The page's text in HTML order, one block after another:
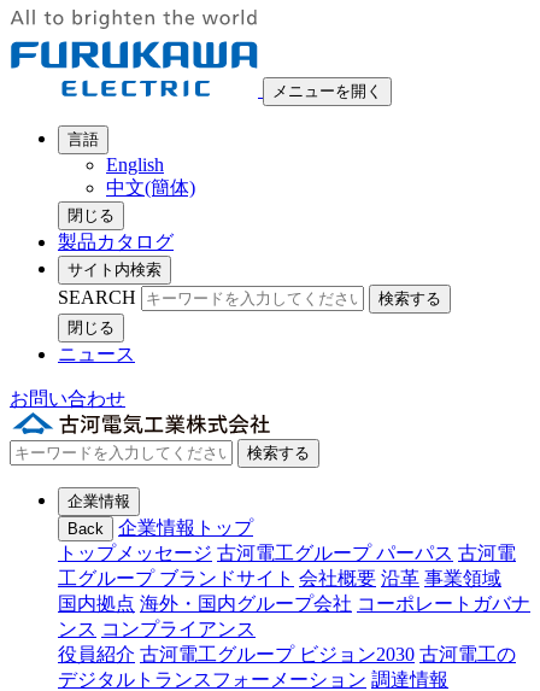
メニューを開く
言語
English
中文(簡体)
閉じる
製品カタログ
サイト内検索
SEARCH
検索する
閉じる
ニュース
お問い合わせ
検索する
企業情報
Back
企業情報トップ
トップメッセージ 古河電工グループ パーパス 古河電
工グループ ブランドサイト 会社概要 沿革 事業領域
国内拠点 海外・国内グループ会社 コーポレートガバナ
ンス コンプライアンス
役員紹介 古河電工グループ ビジョン2030 古河電工の
デジタルトランスフォーメーション 調達情報